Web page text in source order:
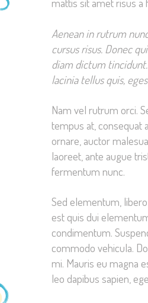
Aenean in rutrum
cursus risus. Donec
diam dictum
lacinia tellus quis,
Nam vel rutrum orci.
tempus at, consequat
ornare, auctor
laoreet, ante augue
fermentum nunc.
Sed elementum,
est quis dui
condimentum.
commodo vehicula.
mi. Mauris eu magna
leo dapibus sapien,